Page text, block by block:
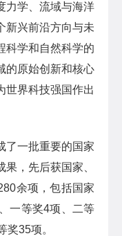
力学、流域与海洋
新兴前沿方向与未
科学和自然科学的
的原始创新和核心
世界科技强国作出
一批重要的国家
，先后获国家、
余项，包括国家
一等奖4项、二等
奖35项。